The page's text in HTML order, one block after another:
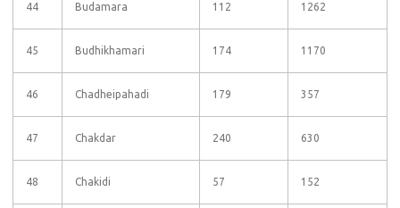
44 Budamara 112 1262
45 Budhikhamari 174 1170
46 Chadheipahadi 179 357
47 Chakdar 240 630
48 Chakidi 57 152